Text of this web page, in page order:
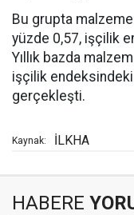
Bu grupta
yüzde 0,57, işçilik
Yıllık bazda
işçilik
gerçekleşti.
Kaynak: İLKHA
HABERE